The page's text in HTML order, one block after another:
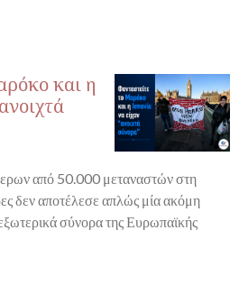
και η
από 50.000 μεταναστών στη
δεν αποτέλεσε απλώς μία ακόμη
σύνορα της Ευρωπαϊκής